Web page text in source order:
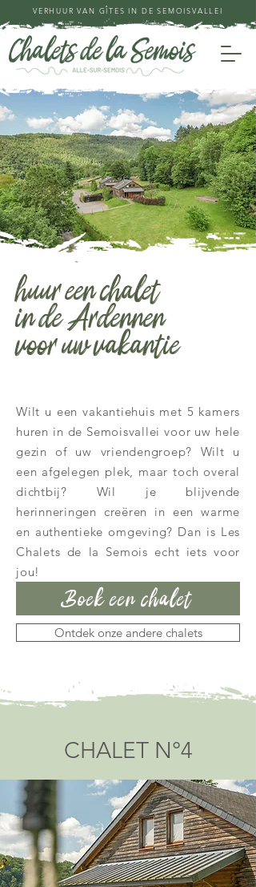
VERHUUR VAN GÎTES IN DE SEMOISVALLEI
huur een chalet
in de Ardennen
voor uw vakantie
Wilt u een vakantiehuis met 5 kamers
huren in de Semoisvallei voor uw hele
gezin of uw vriendengroep? Wilt u
een afgelegen plek, maar toch overal
dichtbij? Wil je blijvende
herinneringen creëren in een warme
en authentieke omgeving? Dan is Les
Chalets de la Semois echt iets voor
jou!
Boek een chalet
Ontdek onze andere chalets
CHALET N°4